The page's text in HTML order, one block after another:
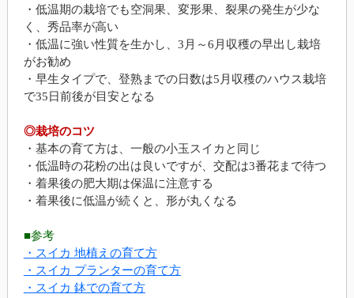
・低温期の栽培でも空洞果、変形果、裂果の発生が少な
く、秀品率が高い
・低温に強い性質を生かし、3月～6月収穫の早出し栽培
がお勧め
・早生タイプで、登熟までの日数は5月収穫のハウス栽培
で35日前後が目安となる
◎栽培のコツ
・基本の育て方は、一般の小玉スイカと同じ
・低温時の花粉の出は良いですが、交配は3番花まで待つ
・着果後の肥大期は保温に注意する
・着果後に低温が続くと、形が丸くなる
■参考
・スイカ 地植えの育て方
・スイカ プランターの育て方
・スイカ 鉢での育て方